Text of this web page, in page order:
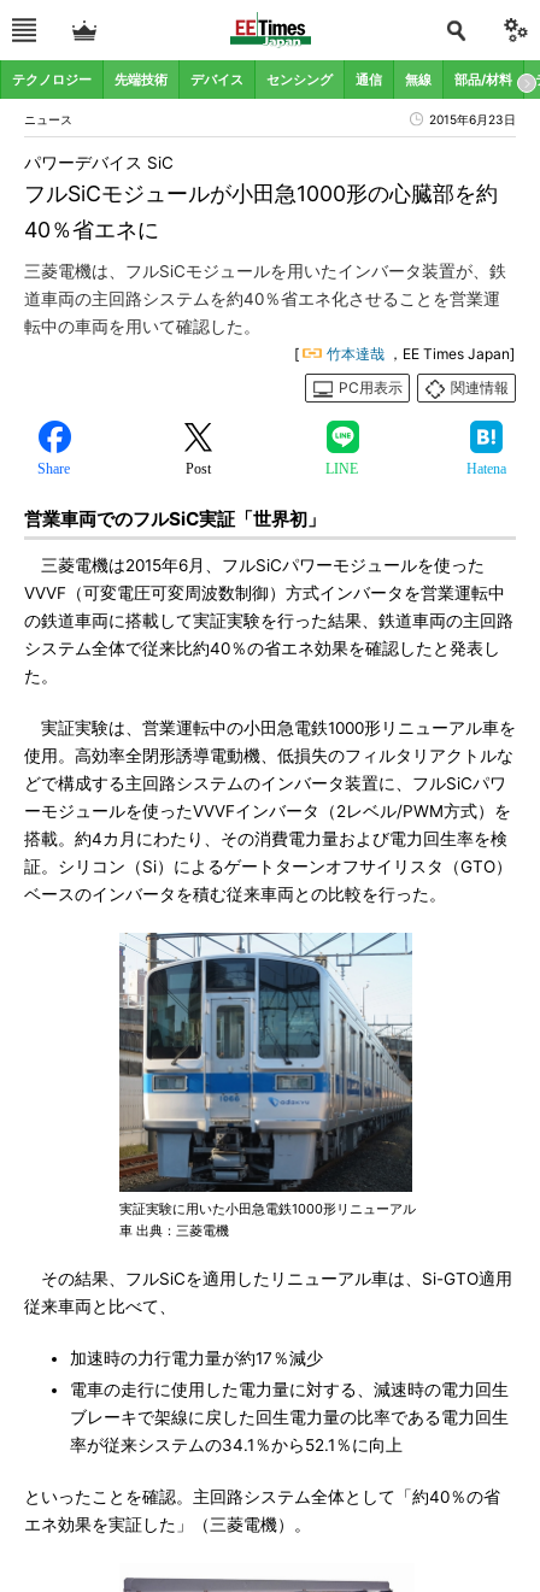
テクノロジー 先端技術 デバイス センシング 通信 無線 部品/材料
ニュース 2015年6月23日
フルSiCモジュールが小田急1000形の心臓部を約
40％省エネに
パワーデバイス SiC
三菱電機は、フルSiCモジュールを用いたインバータ装置が、鉄
道車両の主回路システムを約40％省エネ化させることを営業運
転中の車両を用いて確認した。
[ 竹本達哉 ，EE Times Japan]
PC用表示
関連情報
Share Post LINE Hatena
営業車両でのフルSiC実証「世界初」
三菱電機は2015年6月、フルSiCパワーモジュールを使った
VVVF（可変電圧可変周波数制御）方式インバータを営業運転中
の鉄道車両に搭載して実証実験を行った結果、鉄道車両の主回路
システム全体で従来比約40％の省エネ効果を確認したと発表し
た。
実証実験は、営業運転中の小田急電鉄1000形リニューアル車を
使用。高効率全閉形誘導電動機、低損失のフィルタリアクトルな
どで構成する主回路システムのインバータ装置に、フルSiCパワ
ーモジュールを使ったVVVFインバータ（2レベル/PWM方式）を
搭載。約4カ月にわたり、その消費電力量および電力回生率を検
証。シリコン（Si）によるゲートターンオフサイリスタ（GTO）
ベースのインバータを積む従来車両との比較を行った。
実証実験に用いた小田急電鉄1000形リニューアル
車 出典：三菱電機
その結果、フルSiCを適用したリニューアル車は、Si-GTO適用
従来車両と比べて、
加速時の力行電力量が約17％減少
電車の走行に使用した電力量に対する、減速時の電力回生
ブレーキで架線に戻した回生電力量の比率である電力回生
率が従来システムの34.1％から52.1％に向上
といったことを確認。主回路システム全体として「約40％の省
エネ効果を実証した」（三菱電機）。